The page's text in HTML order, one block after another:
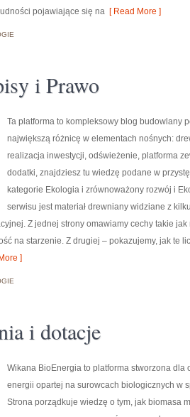
pojawiające się na [ Read More ]
i Prawo
Ta platforma to kompleksowy blog budowlany
największą różnicę w elementach nośnych:
realizacja inwestycji, odświeżenie, platforma
dodatki, znajdziesz tu wiedzę podane w
kategorie Ekologia i zrównoważony rozwój i
serwisu jest materiał drewniany widziane z
Z jednej strony omawiamy cechy takie
na starzenie. Z drugiej – pokazujemy, jak te
]
i dotacje
Wikana BioEnergia to platforma stworzona dla
energii opartej na surowcach biologicznych w
Strona porządkuje wiedzę o tym, jak biomasa